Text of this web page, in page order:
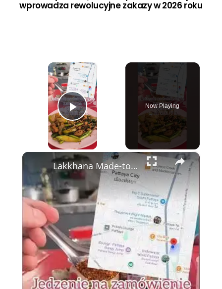
wprowadza rewolucyjne zakazy w 2026 roku
×
Play Video
Now Playing
×
Lakkhana Made-to-Order Food 🇹🇭🍜 Ukryta perełka w Pattayi – tylko 7 zł